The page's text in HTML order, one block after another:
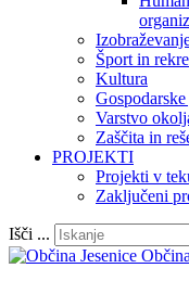
Šport in
Kultura
Varstvo
Zaščita in
PROJEKTI
Projekti v
Zaključeni
Išči ...